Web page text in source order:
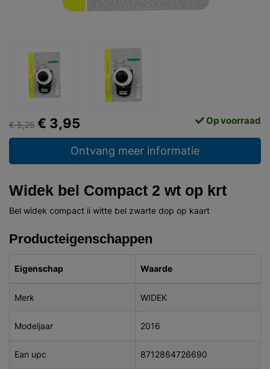
€ 5,25 € 3,95 Op voorraad
Ontvang meer informatie
Widek bel Compact 2 wt op krt
Bel widek compact ii witte bel zwarte dop op kaart
Producteigenschappen
Eigenschap Waarde
Merk WIDEK
Modeljaar 2016
Ean upc 8712864726690